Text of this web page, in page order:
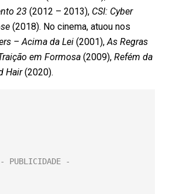
23 (2012 – 2013), CSI: Cyber
(2018). No cinema, atuou nos
– Acima da Lei (2001),As Regras
em Formosa (2009), Refém da
Hair(2020).